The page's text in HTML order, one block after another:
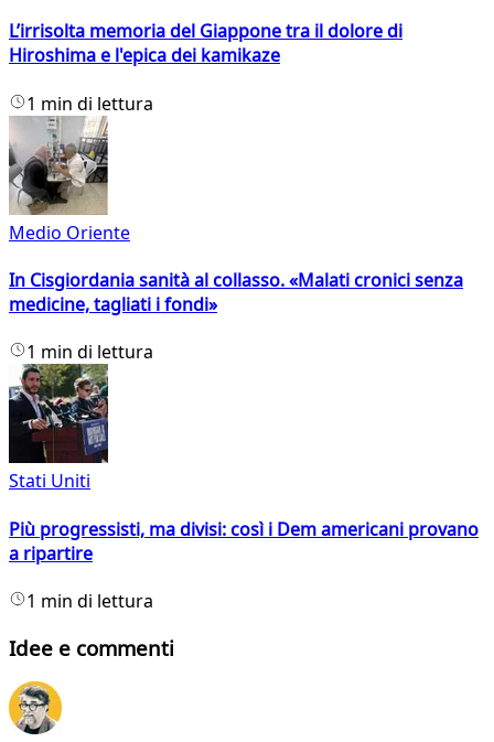
L’irrisolta memoria del Giappone tra il dolore di
Hiroshima e l'epica dei kamikaze
1 min di lettura
Medio Oriente
In Cisgiordania sanità al collasso. «Malati cronici senza
medicine, tagliati i fondi»
1 min di lettura
Stati Uniti
Più progressisti, ma divisi: così i Dem americani provano
a ripartire
1 min di lettura
Idee e commenti